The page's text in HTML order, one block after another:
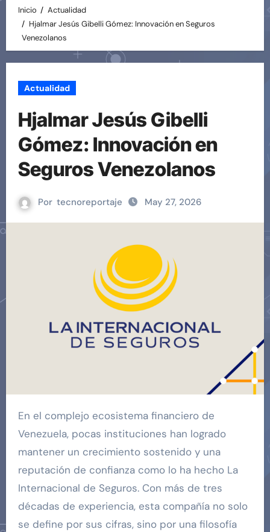
Inicio
Actualidad
Hjalmar Jesús Gibelli Gómez: Innovación en Seguros
Venezolanos
Actualidad
Hjalmar Jesús Gibelli
Gómez: Innovación en
Seguros Venezolanos
Por tecnoreportaje May 27, 2026
En el complejo ecosistema financiero de
Venezuela, pocas instituciones han logrado
mantener un crecimiento sostenido y una
reputación de confianza como lo ha hecho La
Internacional de Seguros. Con más de tres
décadas de experiencia, esta compañía no solo
se define por sus cifras, sino por una filosofía